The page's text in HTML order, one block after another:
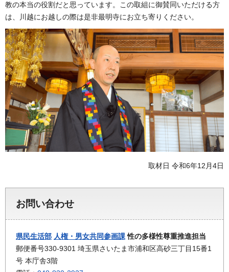
教の本当の役割だと思っています。この取組に御賛同いただける方
は、川越にお越しの際は是非最明寺にお立ち寄りください。
取材日 令和6年12月4日
お問い合わせ
県民生活部 人権・男女共同参画課性の多様性尊重推進担当
郵便番号330-9301 埼玉県さいたま市浦和区高砂三丁目15番1
号 本庁舎3階